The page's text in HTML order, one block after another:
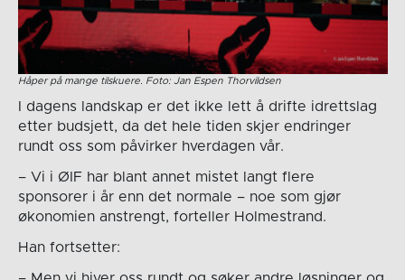
Håper på mange tilskuere. Foto: Jan Espen Thorvildsen
I dagens landskap er det ikke lett å drifte idrettslag
etter budsjett, da det hele tiden skjer endringer
rundt oss som påvirker hverdagen vår.
– Vi i ØIF har blant annet mistet langt flere
sponsorer i år enn det normale – noe som gjør
økonomien anstrengt, forteller Holmestrand.
Han fortsetter: